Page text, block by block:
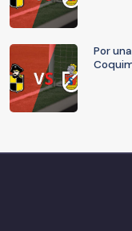
Por